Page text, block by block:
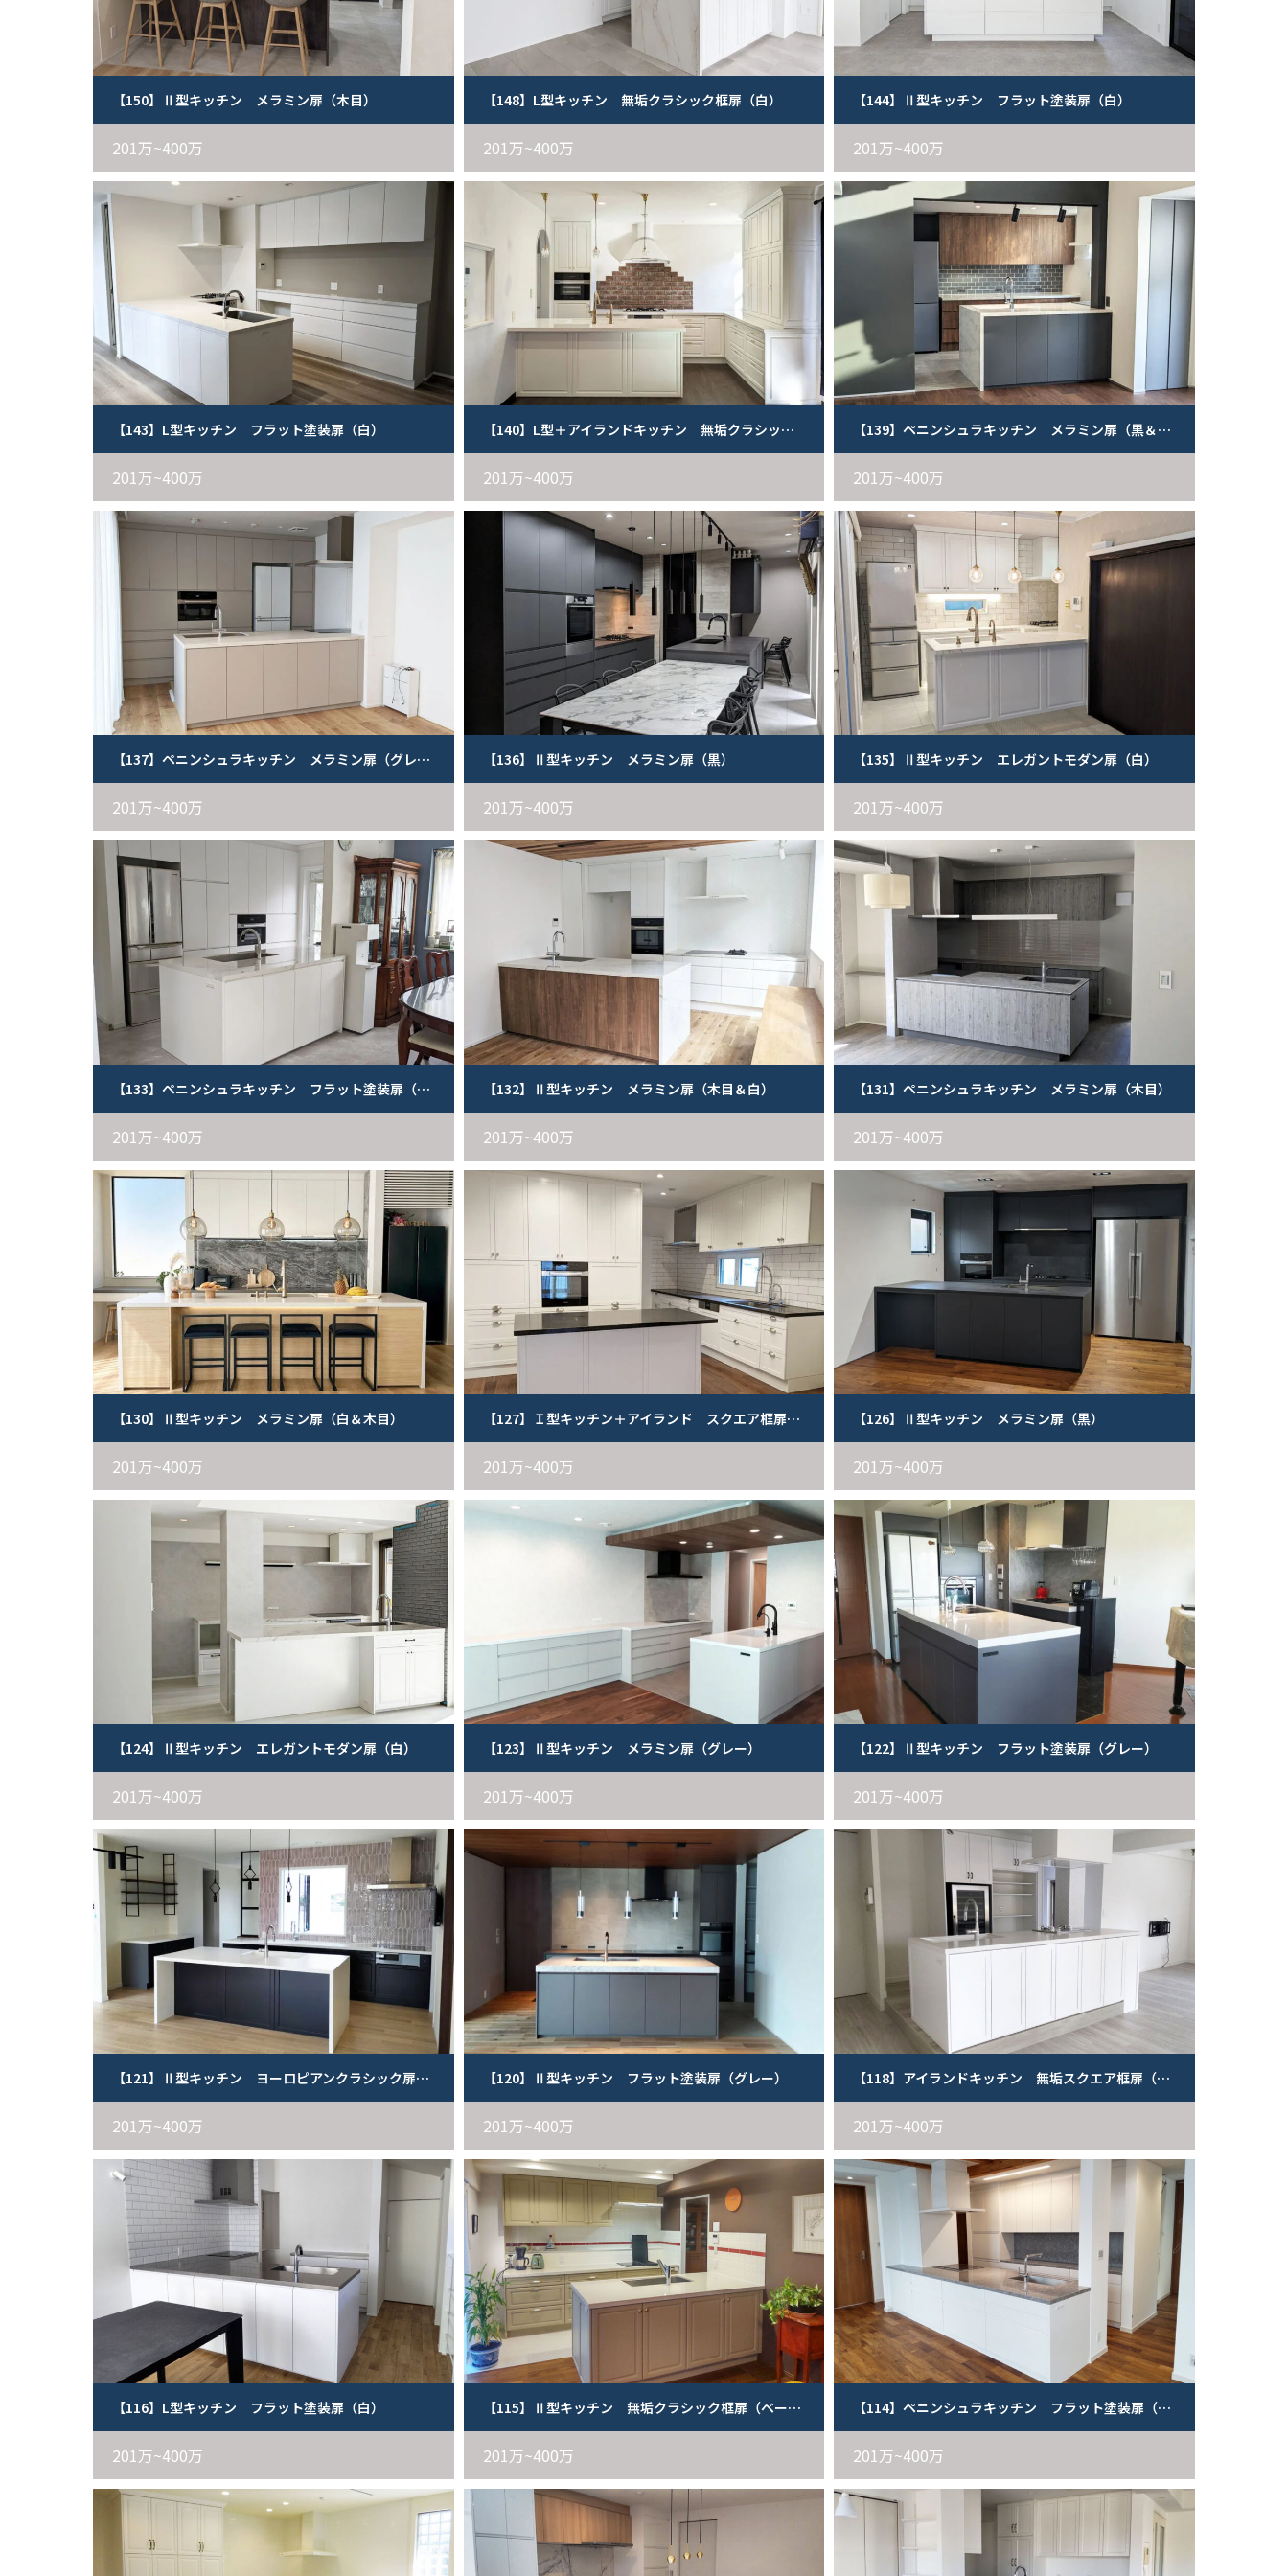
【150】Ⅱ型キッチン メラミン扉（木目）
201万~400万
【148】L型キッチン 無垢クラシック框扉（白）
201万~400万
【144】Ⅱ型キッチン フラット塗装扉（白）
201万~400万
【143】L型キッチン フラット塗装扉（白）
201万~400万
【140】L型＋アイランドキッチン 無垢クラシック框扉（白）
201万~400万
【139】ペニンシュラキッチン メラミン扉（黒＆木目）
201万~400万
【137】ペニンシュラキッチン メラミン扉（グレージュ）
201万~400万
【136】Ⅱ型キッチン メラミン扉（黒）
201万~400万
【135】Ⅱ型キッチン エレガントモダン扉（白）
201万~400万
【133】ペニンシュラキッチン フラット塗装扉（白）
201万~400万
【132】Ⅱ型キッチン メラミン扉（木目＆白）
201万~400万
【131】ペニンシュラキッチン メラミン扉（木目）
201万~400万
【130】Ⅱ型キッチン メラミン扉（白＆木目）
201万~400万
【127】Ｉ型キッチン＋アイランド スクエア框扉（白）
201万~400万
【126】Ⅱ型キッチン メラミン扉（黒）
201万~400万
【124】Ⅱ型キッチン エレガントモダン扉（白）
201万~400万
【123】Ⅱ型キッチン メラミン扉（グレー）
201万~400万
【122】Ⅱ型キッチン フラット塗装扉（グレー）
201万~400万
【121】Ⅱ型キッチン ヨーロピアンクラシック扉（黒）
201万~400万
【120】Ⅱ型キッチン フラット塗装扉（グレー）
201万~400万
【118】アイランドキッチン 無垢スクエア框扉（白）
201万~400万
【116】L型キッチン フラット塗装扉（白）
201万~400万
【115】Ⅱ型キッチン 無垢クラシック框扉（ベージュ）
201万~400万
【114】ペニンシュラキッチン フラット塗装扉（白）
201万~400万